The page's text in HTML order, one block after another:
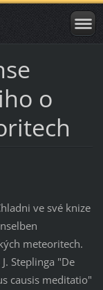
o
ve své knize
meteoritech.
Steplinga "De
causis meditatio"